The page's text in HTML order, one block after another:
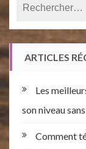
ARTICLES
Les
son niveau
Comment